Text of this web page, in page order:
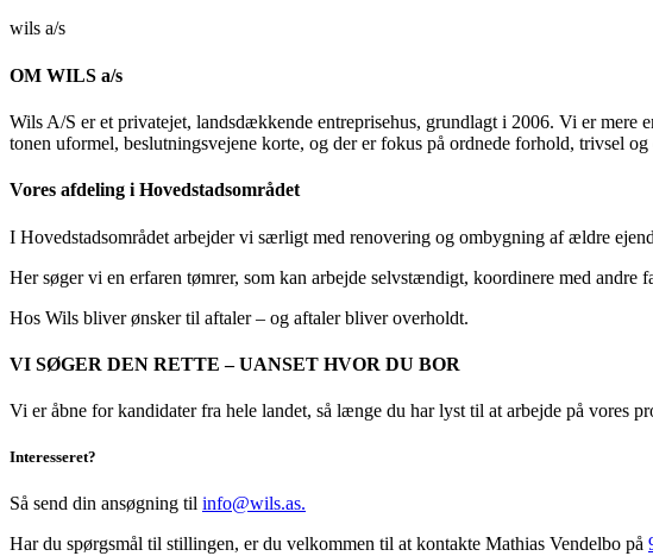
wils a/s
OM WILS a/s
Wils A/S er et privatejet, landsdækkende entreprisehus, grundlagt i 2006. Vi er
tonen uformel, beslutningsvejene korte, og der er fokus på ordnede forhold, trivsel
Vores afdeling i Hovedstadsområdet
I Hovedstadsområdet arbejder vi særligt med renovering og ombygning af ældre
Her søger vi en erfaren tømrer, som kan arbejde selvstændigt, koordinere med
Hos Wils bliver ønsker til aftaler – og aftaler bliver overholdt.
VI SØGER DEN RETTE – UANSET HVOR DU BOR
Vi er åbne for kandidater fra hele landet, så længe du har lyst til at arbejde på
Interesseret?
Så send din ansøgning til info@wils.as.
Har du spørgsmål til stillingen, er du velkommen til at kontakte Mathias Vendelbo på